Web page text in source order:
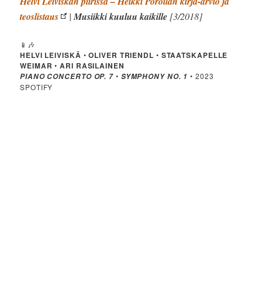
teoslistaus
|Musiikki kuuluu kaikille [3/2018]
📱🎶
HELVI LEIVISKÄ •OLIVER TRIENDL • STAATSKAPELLE
WEIMAR •ARI RASILAINEN
PIANO CONCERTO OP. 7 • SYMPHONY NO. 1 • 2023
SPOTIFY